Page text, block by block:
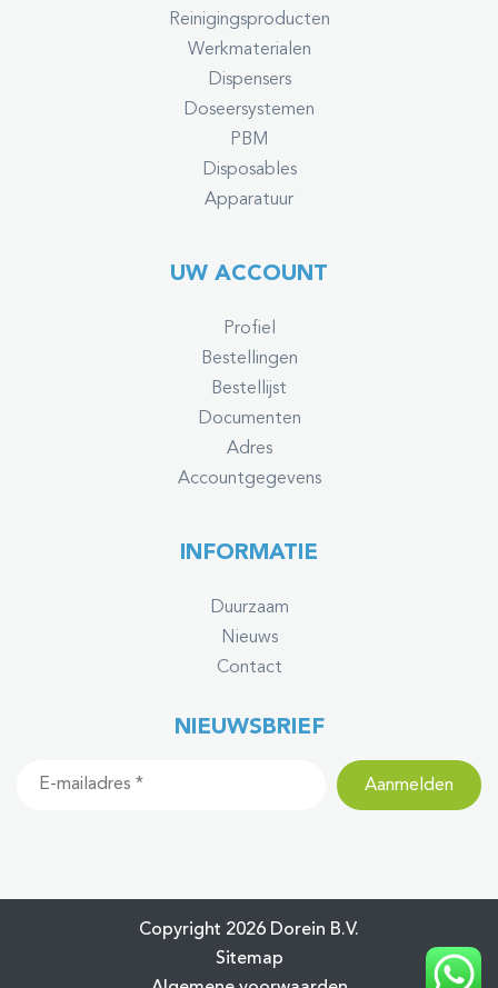
Reinigingsproducten
Werkmaterialen
Dispensers
Doseersystemen
PBM
Disposables
Apparatuur
UW ACCOUNT
Profiel
Bestellingen
Bestellijst
Documenten
Adres
Accountgegevens
INFORMATIE
Duurzaam
Nieuws
Contact
NIEUWSBRIEF
Copyright 2026 Dorein B.V.
Sitemap